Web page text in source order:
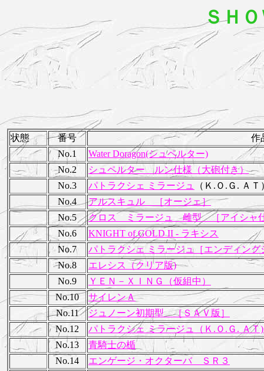
ＳＨ
状態 番号
作
No.1
Water Doragon(シュペルター)
No.2
シュペルター ルン仕様（大砲付き）
No.3
パトラクシェ ミラージュ
（Ｋ.Ｏ.Ｇ. ＡＴ
No.4
アルスキュル ［オージェ］
No.5
クロス ミラージュ 雌型 ［アイシャ
No.6
KNIGHT of GOLD II - ラキシス
No.7
パトラクシェ ミラージュ［エンディング
No.8
エレシス（クリア版)
No.9
ＹＥＮ－ＸＩＮＧ（仮組中）
No.10
サイレンＡ
No.11
ジュノーン初期型 ［ＳＡＶ版］
No.12
パトラクシェ ミラージュ（Ｋ.Ｏ.Ｇ. Ａ
No.13
青騎士の楯
No.14
エンゲージ・オクターバ ＳＲ３